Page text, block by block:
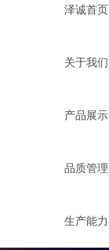
泽诚首页
关于我们
产品展示
品质管理
生产能力